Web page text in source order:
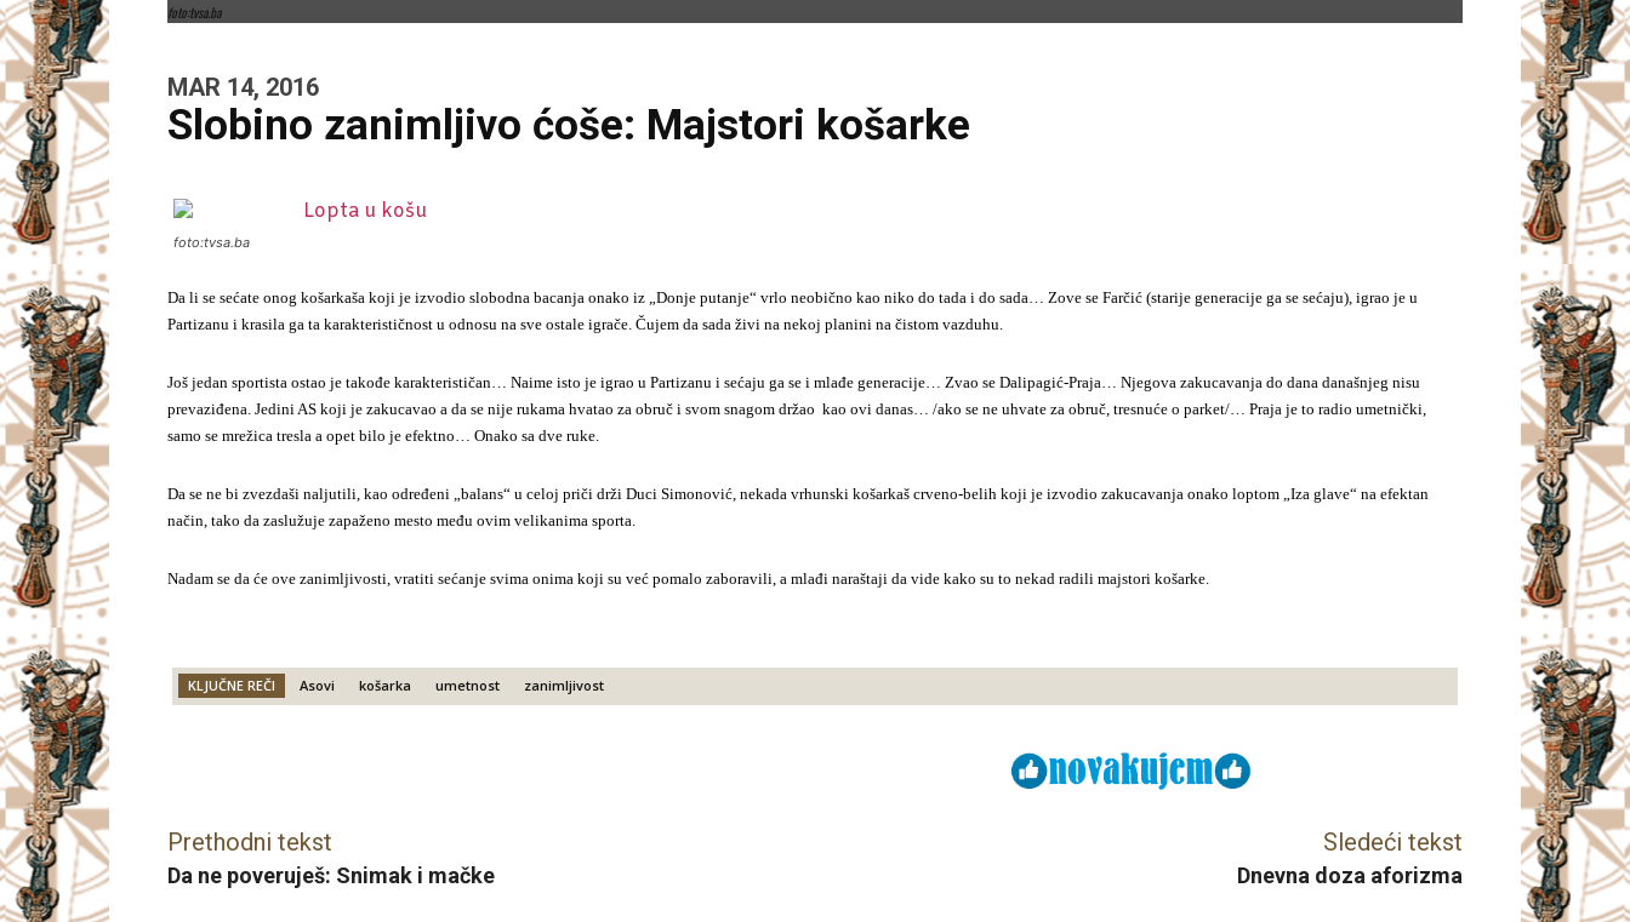
foto:tvsa.ba
MAR 14, 2016
Slobino zanimljivo ćoše: Majstori košarke
foto:tvsa.ba
Da li se sećate onog košarkaša koji je izvodio slobodna bacanja onako iz „Donje putanje“ vrlo neobično kao niko do tada i do sada… Zove se Farčić (starije generacije ga se sećaju), igrao je u
Partizanu i krasila ga ta karakterističnost u odnosu na sve ostale igrače. Čujem da sada živi na nekoj planini na čistom vazduhu.
Još jedan sportista ostao je takođe karakterističan… Naime isto je igrao u Partizanu i sećaju ga se i mlađe generacije… Zvao se Dalipagić-Praja… Njegova zakucavanja do dana današnjeg nisu
prevaziđena. Jedini AS koji je zakucavao a da se nije rukama hvatao za obruč i svom snagom držao kao ovi danas… /ako se ne uhvate za obruč, tresnuće o parket/… Praja je to radio umetnički,
samo se mrežica tresla a opet bilo je efektno… Onako sa dve ruke.
Da se ne bi zvezdaši naljutili, kao određeni „balans“ u celoj priči drži Duci Simonović, nekada vrhunski košarkaš crveno-belih koji je izvodio zakucavanja onako loptom „Iza glave“ na efektan
način, tako da zaslužuje zapaženo mesto među ovim velikanima sporta.
Nadam se da će ove zanimljivosti, vratiti sećanje svima onima koji su već pomalo zaboravili, a mlađi naraštaji da vide kako su to nekad radili majstori košarke.
KLJUČNE REČI Asovi košarka umetnost zanimljivost
Prethodni tekst
Da ne poveruješ: Snimak i mačke
Sledeći tekst
Dnevna doza aforizma